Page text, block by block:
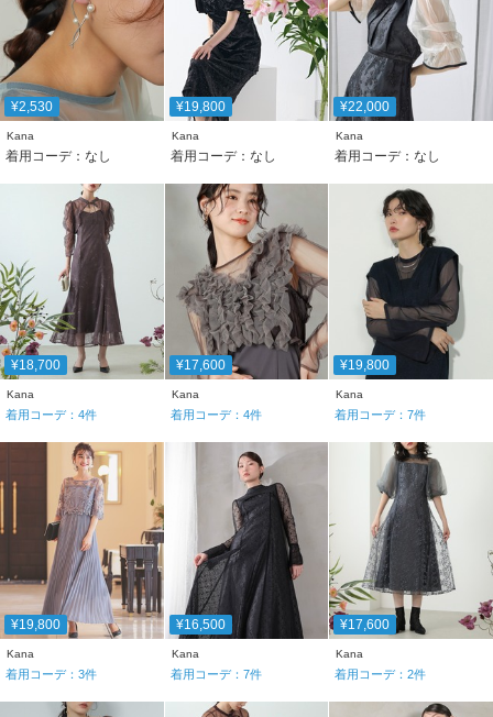
¥2,530
Kana
着用コーデ：なし
¥19,800
Kana
着用コーデ：なし
¥22,000
Kana
着用コーデ：なし
¥18,700
Kana
着用コーデ： 4件
¥17,600
Kana
着用コーデ： 4件
¥19,800
Kana
着用コーデ：7件
¥19,800
Kana
着用コーデ： 3件
¥16,500
Kana
着用コーデ： 7件
¥17,600
Kana
着用コーデ：2件